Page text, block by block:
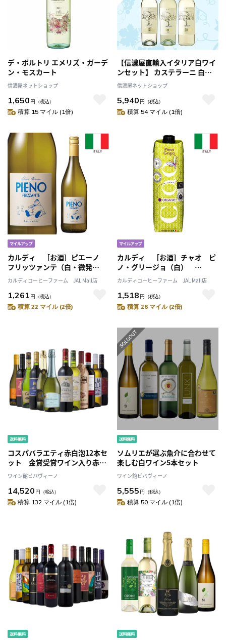
デ・ボルトリ エメリズ・ガーデ
ン・モスカート
信濃屋ネットショップ
1,650 円 （税込）
積算 15 マイル (1倍)
【信濃屋直輸入イタリア白ワイ
ンセット】 カステラーニ 白ワ
イン お得な3本セット
信濃屋ネットショップ
5,940 円 （税込）
積算 54 マイル (1倍)
カルディ ［お酒］ピエーノ
フリッツァンテ（白・微発
泡） 750ml
カルディコーヒーファーム JAL Mall店
1,261 円 （税込）
積算 22 マイル (2倍)
カルディ ［お酒］チャオ ピ
ノ・グリージョ（白）
1000ml
カルディコーヒーファーム JAL Mall店
1,518 円 （税込）
積算 26 マイル (2倍)
コスパバラエティ赤白泡12本セ
ット 金賞受賞ワイン入り赤６
本白３本泡３本
ワイン館ビバヴィーノ
14,520 円 （税込）
積算 132 マイル (1倍)
ソムリエが選ぶ魚介に合わせて
楽しむ白ワイン5本セット
ワイン館ビバヴィーノ
5,555 円 （税込）
積算 50 マイル (1倍)